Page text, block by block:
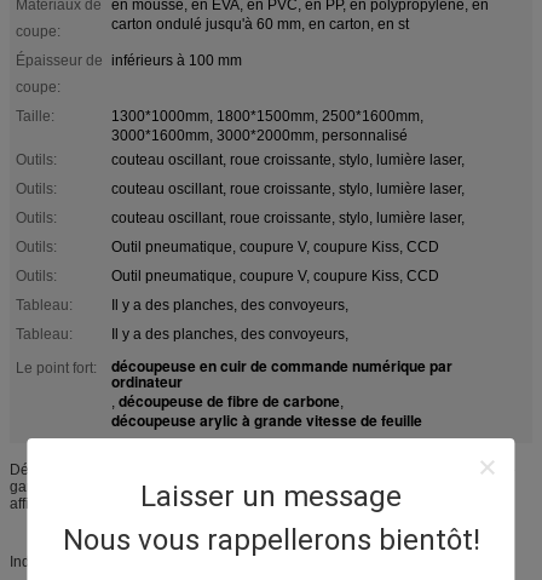
Laisser un message
Nous vous rappellerons bientôt!
Matériaux de
coupe:
en mousse, en EVA, en PVC, en PP, en polypropylène, en
carton ondulé jusqu'à 60 mm, en carton, en st
Épaisseur de
coupe:
inférieurs à 100 mm
Taille:
1300*1000mm, 1800*1500mm, 2500*1600mm,
3000*1600mm, 3000*2000mm, personnalisé
Outils:
couteau oscillant, roue croissante, stylo, lumière laser,
Outils:
couteau oscillant, roue croissante, stylo, lumière laser,
Outils:
couteau oscillant, roue croissante, stylo, lumière laser,
Outils:
Outil pneumatique, coupure V, coupure Kiss, CCD
Outils:
Outil pneumatique, coupure V, coupure Kiss, CCD
Tableau:
Il y a des planches, des convoyeurs,
Tableau:
Il y a des planches, des convoyeurs,
Le point fort:
découpeuse en cuir de commande numérique par
ordinateur
, découpeuse de fibre de carbone,
découpeuse arylic à grande vitesse de feuille
Découpeuse composée de découpeuse de feuille d'Arylic de découpeuse de
garniture de commande numérique par ordinateur pour des annonces,
affichage, empaquetant
Induction :